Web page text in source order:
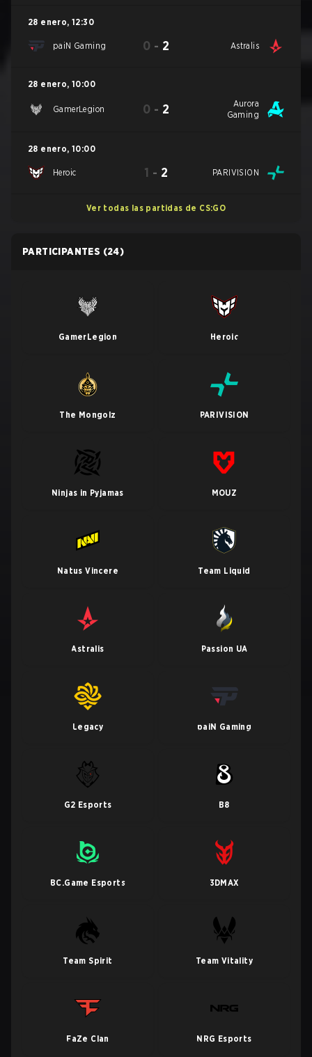
28 enero, 12:30
paiN Gaming 0 - 2 Astralis
28 enero, 10:00
GamerLegion 0 - 2
Aurora
Gaming
28 enero, 10:00
Heroic 1 - 2 PARIVISION
Ver todas las partidas de CS:GO
PARTICIPANTES (24)
GamerLegion Heroic
The Mongolz PARIVISION
Ninjas in Pyjamas MOUZ
Natus Vincere Team Liquid
Astralis Passion UA
Legacy paiN Gaming
G2 Esports B8
BC.Game Esports 3DMAX
Team Spirit Team Vitality
FaZe Clan NRG Esports